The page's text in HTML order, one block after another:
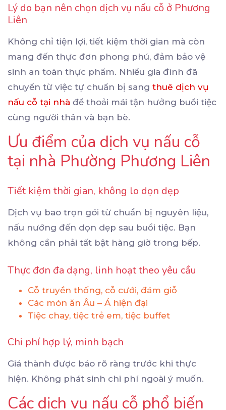
Lý do bạn nên chọn dịch vụ nấu cỗ ở Phương
Liên
Không chỉ tiện lợi, tiết kiệm thời gian mà còn
mang đến thực đơn phong phú, đảm bảo vệ
sinh an toàn thực phẩm. Nhiều gia đình đã
chuyển từ việc tự chuẩn bị sang thuê dịch vụ
nấu cỗ tại nhà để thoải mái tận hưởng buổi tiệc
cùng người thân và bạn bè.
Ưu điểm của dịch vụ nấu cỗ
tại nhà Phường Phương Liên
Tiết kiệm thời gian, không lo dọn dẹp
Dịch vụ bao trọn gói từ chuẩn bị nguyên liệu,
nấu nướng đến dọn dẹp sau buổi tiệc. Bạn
không cần phải tất bật hàng giờ trong bếp.
Thực đơn đa dạng, linh hoạt theo yêu cầu
Cỗ truyền thống, cỗ cưới, đám giỗ
Các món ăn Âu – Á hiện đại
Tiệc chay, tiệc trẻ em, tiệc buffet
Chi phí hợp lý, minh bạch
Giá thành được báo rõ ràng trước khi thực
hiện. Không phát sinh chi phí ngoài ý muốn.
Các dịch vụ nấu cỗ phổ biến